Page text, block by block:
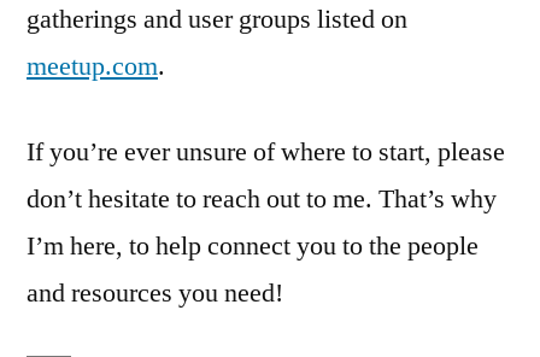
gatherings and user groups listed on
meetup.com.
If you’re ever unsure of where to start, please
don’t hesitate to reach out to me. That’s why
I’m here, to help connect you to the people
and resources you need!